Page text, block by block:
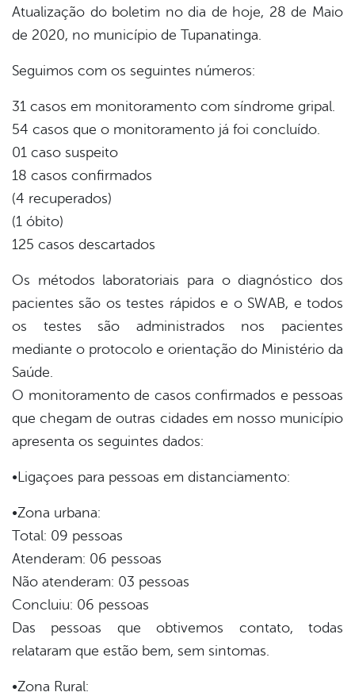
Atualização do boletim no dia de hoje, 28 de Maio
de 2020, no município de Tupanatinga.
Seguimos com os seguintes números:
31 casos em monitoramento com síndrome gripal.
54 casos que o monitoramento já foi concluído.
01 caso suspeito
18 casos confirmados
(4 recuperados)
(1 óbito)
125 casos descartados
Os métodos laboratoriais para o diagnóstico dos
pacientes são os testes rápidos e o SWAB, e todos
os testes são administrados nos pacientes
mediante o protocolo e orientação do Ministério da
Saúde.
O monitoramento de casos confirmados e pessoas
que chegam de outras cidades em nosso município
apresenta os seguintes dados:
•Ligaçoes para pessoas em distanciamento:
•Zona urbana:
Total: 09 pessoas
Atenderam: 06 pessoas
Não atenderam: 03 pessoas
Concluiu: 06 pessoas
Das pessoas que obtivemos contato, todas
relataram que estão bem, sem sintomas.
•Zona Rural: